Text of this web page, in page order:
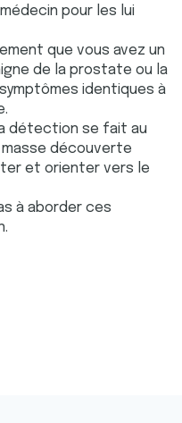
pour les lui
que vous avez un
de la prostate ou la
identiques à
détection se fait au
masse découverte
et orienter vers le
à aborder ces